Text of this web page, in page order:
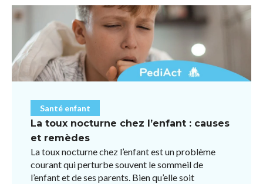
Santé enfant
La toux nocturne chez l’enfant : causes
et remèdes
La toux nocturne chez l’enfant est un problème
courant qui perturbe souvent le sommeil de
l’enfant et de ses parents. Bien qu’elle soit